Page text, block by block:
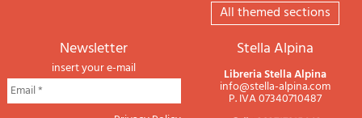
All themed sections
newsletter
insert your e-mail
Stella Alpina
Libreria Stella Alpina
info@stella-alpina.com
P. IVA 07340710487